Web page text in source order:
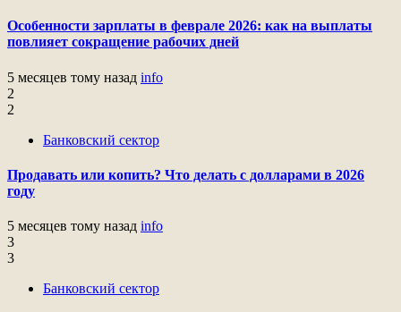
Особенности зарплаты в феврале 2026: как на выплаты
повлияет сокращение рабочих дней
5 месяцев тому назад info
2
2
Банковский сектор
Продавать или копить? Что делать с долларами в 2026
году
5 месяцев тому назад info
3
3
Банковский сектор